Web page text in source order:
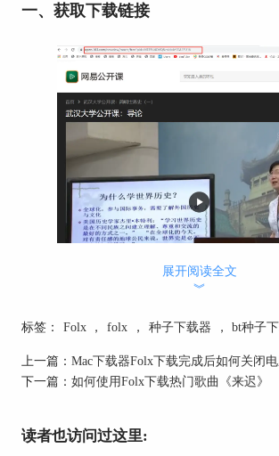
一、获取下载链接
先打开视频界面，单击复制浏览器地
展开阅读全文
︾
标签： Folx ， folx ， 种子下载器 ， bt种子
上一篇： Mac下载器Folx下载完成后如何关闭
下一篇： 如何使用Folx下载热门歌曲《来迟》
读者也访问过这里: